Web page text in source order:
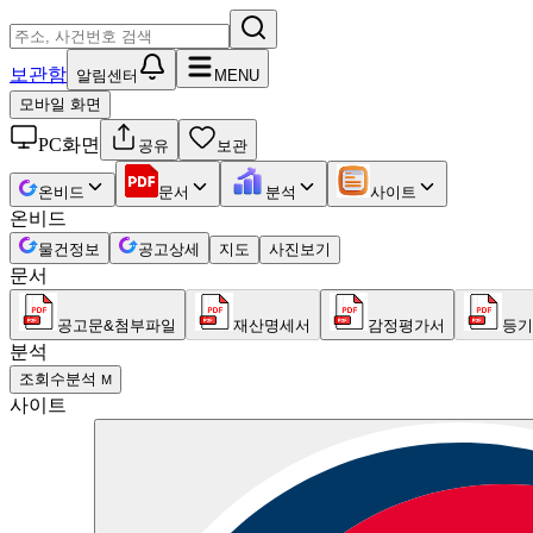
보관함 알림센터
MENU
모바일 화면
PC화면 공유 보관
온비드 문서 분석 사이트
온비드
물건정보 공고상세 지도 사진보기
문서
공고문&첨부파일 재산명세서 감정평가서 등
분석
조회수분석 M
사이트